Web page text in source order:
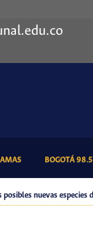
(CURRENT)BOGOTÁ
nuevas especies